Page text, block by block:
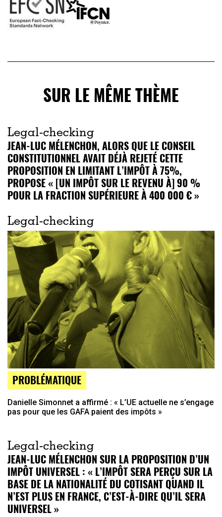
SUR LE MÊME THÈME
Legal-checking
JEAN-LUC MÉLENCHON, ALORS QUE LE CONSEIL
CONSTITUTIONNEL AVAIT DÉJÀ REJETÉ CETTE
PROPOSITION EN LIMITANT L’IMPÔT À 75%,
PROPOSE « [UN IMPÔT SUR LE REVENU À] 90 %
POUR LA FRACTION SUPÉRIEURE À 400 000 € »
Legal-checking
PROBLÉMATIQUE
Danielle Simonnet a affirmé : « L’UE actuelle ne s’engage
pas pour que les GAFA paient des impôts »
Legal-checking
JEAN-LUC MÉLENCHON SUR LA PROPOSITION D’UN
IMPÔT UNIVERSEL : « L’IMPÔT SERA PERÇU SUR LA
BASE DE LA NATIONALITÉ DU COTISANT QUAND IL
N’EST PLUS EN FRANCE, C’EST-À-DIRE QU’IL SERA
UNIVERSEL »